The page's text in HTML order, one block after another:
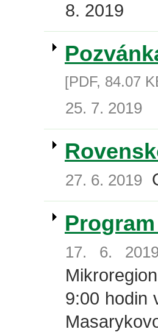
8. 2019
[PDF, 84.07
25. 7. 2019
27. 6. 2019
17. 6.
9:00 hodin